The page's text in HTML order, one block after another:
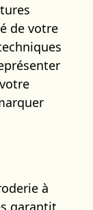
de votre
à
garantit